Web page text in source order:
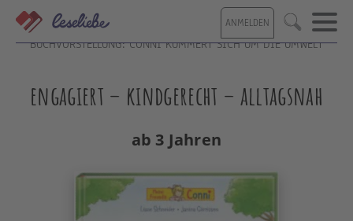
Direkt
zum
Inhalt
ANMELDEN Suche
BUCHVORSTELLUNG: CONNI KÜMMERT SICH UM DIE UMWELT
engagiert – kindgerecht – alltagsnah
ab 3 Jahren